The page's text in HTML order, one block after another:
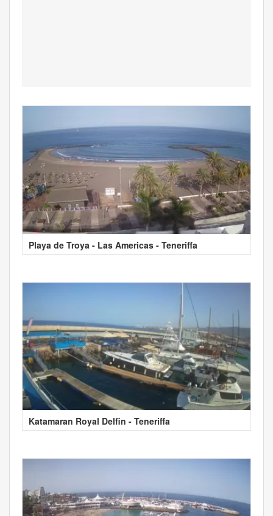
Playa de Troya - Las Americas - Teneriffa
Katamaran Royal Delfin - Teneriffa